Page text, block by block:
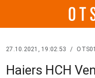
27.10.2021, 19:02:53 /
Haiers HCH